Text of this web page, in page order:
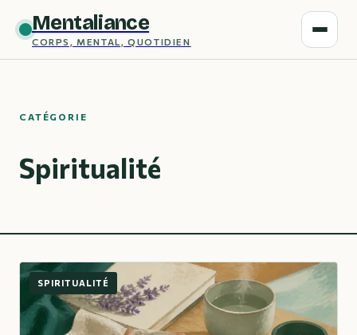
Mentaliance
CORPS, MENTAL, QUOTIDIEN
CATÉGORIE
Spiritualité
SPIRITUALITÉ